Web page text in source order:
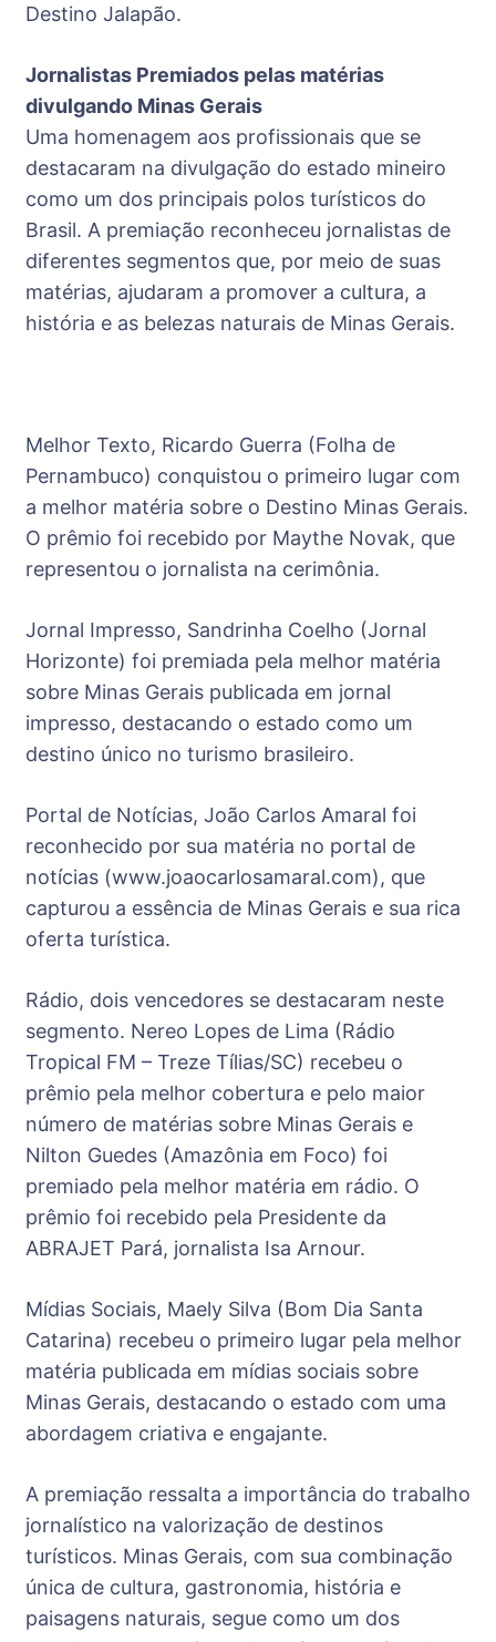
Destino Jalapão.
Jornalistas Premiados pelas matérias
divulgando Minas Gerais
Uma homenagem aos profissionais que se
destacaram na divulgação do estado mineiro
como um dos principais polos turísticos do
Brasil. A premiação reconheceu jornalistas de
diferentes segmentos que, por meio de suas
matérias, ajudaram a promover a cultura, a
história e as belezas naturais de Minas Gerais.
Melhor Texto, Ricardo Guerra (Folha de
Pernambuco) conquistou o primeiro lugar com
a melhor matéria sobre o Destino Minas Gerais.
O prêmio foi recebido por Maythe Novak, que
representou o jornalista na cerimônia.
Jornal Impresso, Sandrinha Coelho (Jornal
Horizonte) foi premiada pela melhor matéria
sobre Minas Gerais publicada em jornal
impresso, destacando o estado como um
destino único no turismo brasileiro.
Portal de Notícias, João Carlos Amaral foi
reconhecido por sua matéria no portal de
notícias (www.joaocarlosamaral.com), que
capturou a essência de Minas Gerais e sua rica
oferta turística.
Rádio, dois vencedores se destacaram neste
segmento. Nereo Lopes de Lima (Rádio
Tropical FM – Treze Tílias/SC) recebeu o
prêmio pela melhor cobertura e pelo maior
número de matérias sobre Minas Gerais e
Nilton Guedes (Amazônia em Foco) foi
premiado pela melhor matéria em rádio. O
prêmio foi recebido pela Presidente da
ABRAJET Pará, jornalista Isa Arnour.
Mídias Sociais, Maely Silva (Bom Dia Santa
Catarina) recebeu o primeiro lugar pela melhor
matéria publicada em mídias sociais sobre
Minas Gerais, destacando o estado com uma
abordagem criativa e engajante.
A premiação ressalta a importância do trabalho
jornalístico na valorização de destinos
turísticos. Minas Gerais, com sua combinação
única de cultura, gastronomia, história e
paisagens naturais, segue como um dos